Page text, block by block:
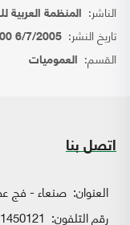
الناشر: المنظمة العربية
تاريخ النشر: 6/7/2005 0:00
القسم: العموميات
اتصل بنا
العنوان: صنعاء - فج
رقم التلفون: